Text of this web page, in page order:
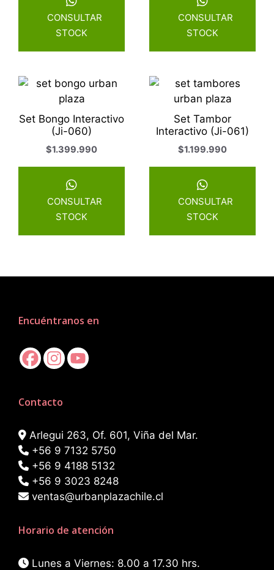
CONSULTAR
STOCK
CONSULTAR
STOCK
Set Bongo Interactivo
(Ji-060)
$1.399.990
CONSULTAR
STOCK
Set Tambor
Interactivo (Ji-061)
$1.199.990
CONSULTAR
STOCK
Encuéntranos en
Contacto
Arlegui 263, Of. 601, Viña del Mar.
+56 9 7132 5750
+56 9 4188 5132
+56 9 3023 8248
ventas@urbanplazachile.cl
Horario de atención
Lunes a Viernes: 8.00 a 17.30 hrs.